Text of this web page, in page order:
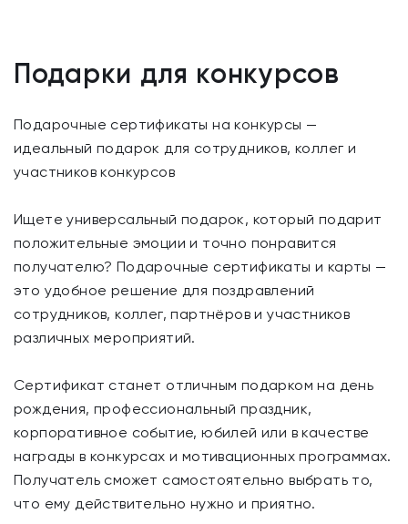
Подарки для конкурсов
Подарочные сертификаты на конкурсы —
идеальный подарок для сотрудников, коллег и
участников конкурсов
Ищете универсальный подарок, который подарит
положительные эмоции и точно понравится
получателю? Подарочные сертификаты и карты —
это удобное решение для поздравлений
сотрудников, коллег, партнёров и участников
различных мероприятий.
Сертификат станет отличным подарком на день
рождения, профессиональный праздник,
корпоративное событие, юбилей или в качестве
награды в конкурсах и мотивационных программах.
Получатель сможет самостоятельно выбрать то,
что ему действительно нужно и приятно.